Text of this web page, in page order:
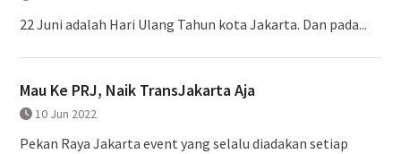
22 Juni adalah Hari Ulang Tahun kota Jakarta. Dan pada...
Mau Ke PRJ, Naik TransJakarta Aja
10 Jun 2022
Pekan Raya Jakarta event yang selalu diadakan setiap